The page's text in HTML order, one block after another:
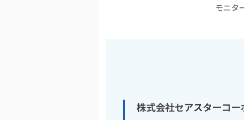
モニタ
株式会社セアスターコー